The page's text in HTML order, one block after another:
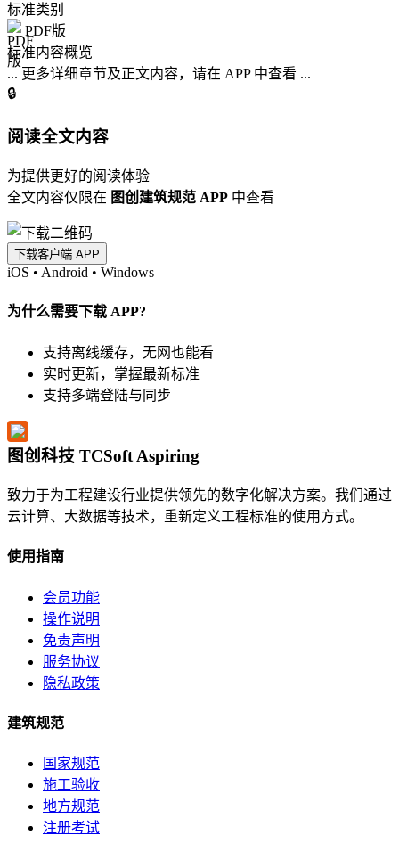
标准类别
PDF版
标准内容概览
... 更多详细章节及正文内容，请在 APP 中查看 ...
🔒
阅读全文内容
为提供更好的阅读体验
全文内容仅限在 图创建筑规范 APP 中查看
下载客户端 APP
iOS • Android • Windows
为什么需要下载 APP?
支持离线缓存，无网也能看
实时更新，掌握最新标准
支持多端登陆与同步
图创科技 TCSoft Aspiring
致力于为工程建设行业提供领先的数字化解决方案。我们通过
云计算、大数据等技术，重新定义工程标准的使用方式。
使用指南
会员功能
操作说明
免责声明
服务协议
隐私政策
建筑规范
国家规范
施工验收
地方规范
注册考试